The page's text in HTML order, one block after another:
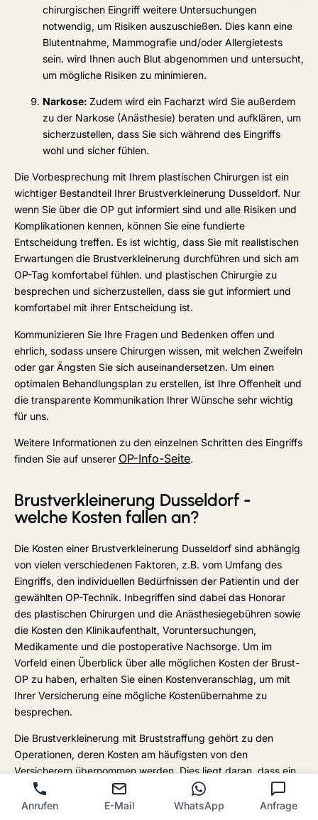
chirurgischen Eingriff weitere Untersuchungen
notwendig, um Risiken auszuschießen. Dies kann eine
Blutentnahme, Mammografie und/oder Allergietests
sein. wird Ihnen auch Blut abgenommen und untersucht,
um mögliche Risiken zu minimieren.
Narkose: Zudem wird ein Facharzt wird Sie außerdem
zu der Narkose (Anästhesie) beraten und aufklären, um
sicherzustellen, dass Sie sich während des Eingriffs
wohl und sicher fühlen.
Die Vorbesprechung mit Ihrem plastischen Chirurgen ist ein
wichtiger Bestandteil Ihrer Brustverkleinerung Dusseldorf. Nur
wenn Sie über die OP gut informiert sind und alle Risiken und
Komplikationen kennen, können Sie eine fundierte
Entscheidung treffen. Es ist wichtig, dass Sie mit realistischen
Erwartungen die Brustverkleinerung durchführen und sich am
OP-Tag komfortabel fühlen. und plastischen Chirurgie zu
besprechen und sicherzustellen, dass sie gut informiert und
komfortabel mit ihrer Entscheidung ist.
Kommunizieren Sie Ihre Fragen und Bedenken offen und
ehrlich, sodass unsere Chirurgen wissen, mit welchen Zweifeln
oder gar Ängsten Sie sich auseinandersetzen. Um einen
optimalen Behandlungsplan zu erstellen, ist Ihre Offenheit und
die transparente Kommunikation Ihrer Wünsche sehr wichtig
für uns.
Weitere Informationen zu den einzelnen Schritten des Eingriffs
finden Sie auf unserer OP-Info-Seite.
Brustverkleinerung Dusseldorf -
welche Kosten fallen an?
Die Kosten einer Brustverkleinerung Dusseldorf sind abhängig
von vielen verschiedenen Faktoren, z.B. vom Umfang des
Eingriffs, den individuellen Bedürfnissen der Patientin und der
gewählten OP-Technik. Inbegriffen sind dabei das Honorar
des plastischen Chirurgen und die Anästhesiegebühren sowie
die Kosten den Klinikaufenthalt, Voruntersuchungen,
Medikamente und die postoperative Nachsorge. Um im
Vorfeld einen Überblick über alle möglichen Kosten der Brust-
OP zu haben, erhalten Sie einen Kostenveranschlag, um mit
Ihrer Versicherung eine mögliche Kostenübernahme zu
besprechen.
Die Brustverkleinerung mit Bruststraffung gehört zu den
Operationen, deren Kosten am häufigsten von den
Versicherern übernommen werden. Dies liegt daran, dass ein
großer Busen meist zu körperlichen Schäden und seelischen
Belastungen führt. Durch eine
Anrufen E-Mail WhatsApp Anfrage